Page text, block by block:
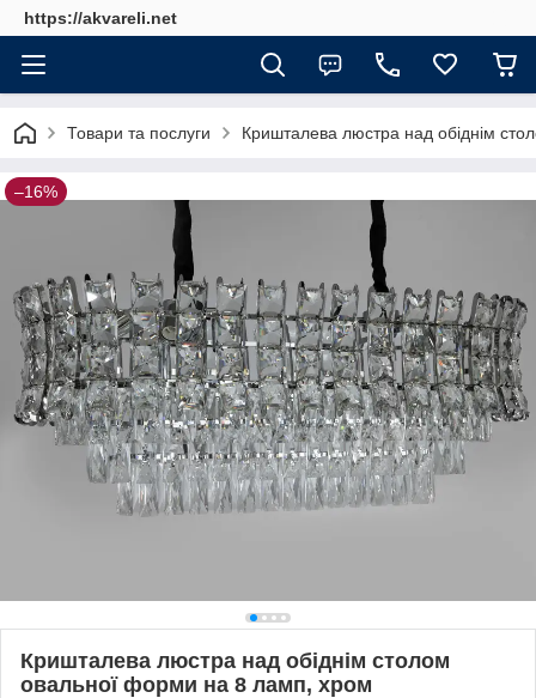
https://akvareli.net
Товари та послуги Кришталева люстра над обіднім
–16%
Кришталева люстра над обіднім столом
овальної форми на 8 ламп, хром